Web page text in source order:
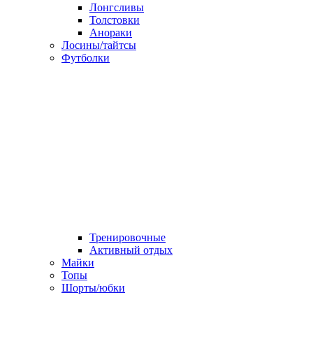
Лонгсливы
Толстовки
Анораки
Лосины/тайтсы
Футболки
Тренировочные
Активный отдых
Майки
Топы
Шорты/юбки